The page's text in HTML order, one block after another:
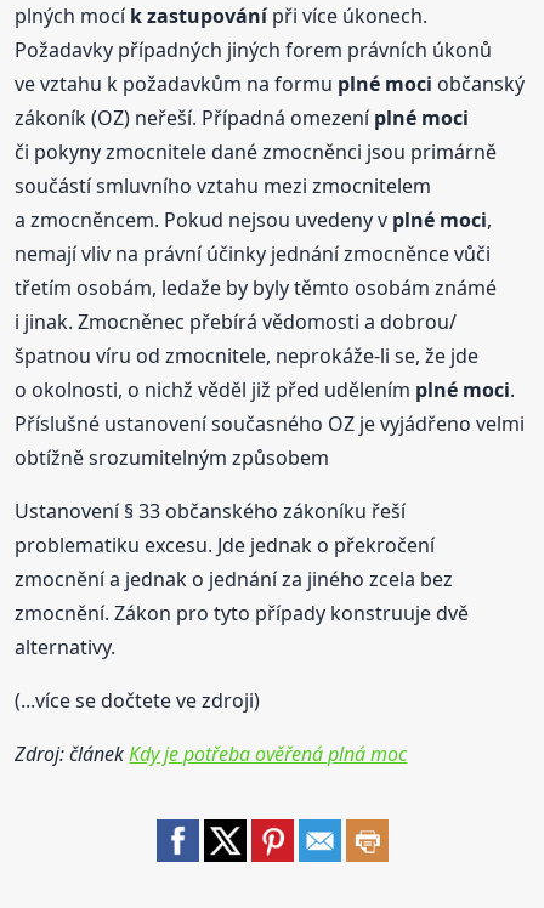
plných mocík zastupovánípři více úkonech.
Požadavky případných jiných forem právních úkonů
ve vztahu k požadavkům na formu plné moci občanský
zákoník (OZ) neřeší. Případná omezeníplné moci
či pokyny zmocnitele dané zmocněnci jsou primárně
součástí smluvního vztahu mezi zmocnitelem
a zmocněncem. Pokud nejsou uvedeny v plné moci,
nemají vliv na právní účinky jednání zmocněnce vůči
třetím osobám, ledaže by byly těmto osobám známé
i jinak. Zmocněnec přebírá vědomosti a dobrou/
špatnou víru od zmocnitele, neprokáže-li se, že jde
o okolnosti, o nichž věděl již před udělením plné moci.
Příslušné ustanovení současného OZ je vyjádřeno velmi
obtížně srozumitelným způsobem
Ustanovení § 33 občanského zákoníku řeší
problematiku excesu. Jde jednak o překročení
zmocnění a jednak o jednání za jiného zcela bez
zmocnění. Zákon pro tyto případy konstruuje dvě
alternativy.
(...více se dočtete ve zdroji)
Zdroj: článekKdy je potřeba ověřená plná moc